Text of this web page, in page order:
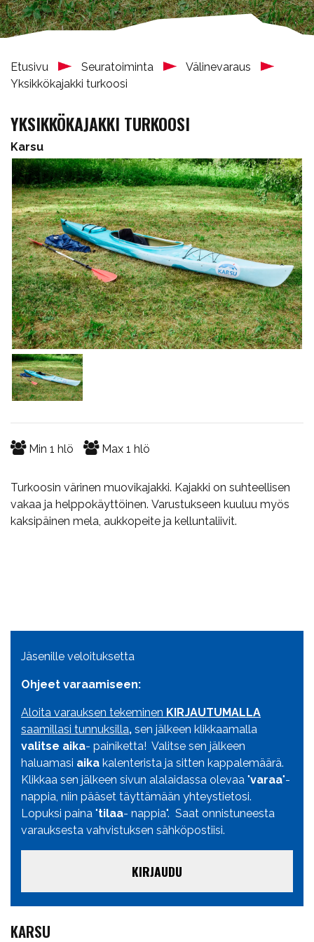
Etusivu Seuratoiminta
Välinevaraus
Yksikkökajakki turkoosi
YKSIKKÖKAJAKKI TURKOOSI
Karsu
Min 1 hlö Max 1 hlö
Turkoosin värinen muovikajakki. Kajakki on suhteellisen
vakaa ja helppokäyttöinen. Varustukseen kuuluu myös
kaksipäinen mela, aukkopeite ja kelluntaliivit.
Jäsenille veloituksetta
Ohjeet varaamiseen:
Aloita varauksen tekeminen KIRJAUTUMALLA
saamillasi tunnuksilla, sen jälkeen klikkaamalla
valitse aika- painiketta! Valitse sen jälkeen
haluamasi aika kalenterista ja sitten kappalemäärä.
Klikkaa sen jälkeen sivun alalaidassa olevaa "varaa"-
nappia, niin pääset täyttämään yhteystietosi.
Lopuksi paina "tilaa- nappia". Saat onnistuneesta
varauksesta vahvistuksen sähköpostiisi.
KIRJAUDU
KARSU